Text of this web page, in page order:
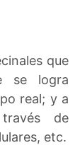
que
se logra
real; y a
de
etc.